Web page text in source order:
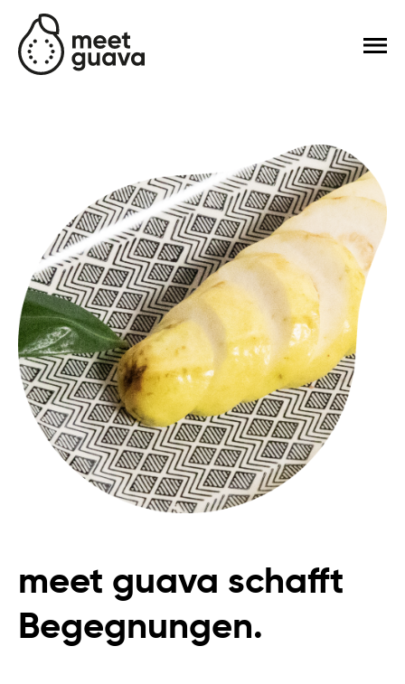
meet guava schafft
Begegnungen.